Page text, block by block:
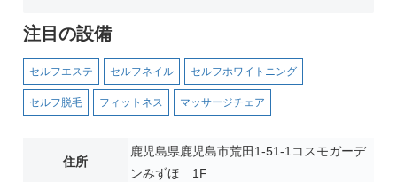
注目の設備
セルフエステ セルフネイル セルフホワイトニング
セルフ脱毛 フィットネス マッサージチェア
住所
鹿児島県鹿児島市荒田1-51-1コスモガーデ
ンみずほ 1F